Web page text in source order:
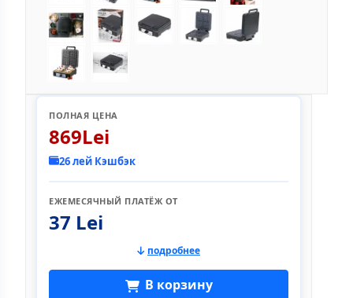
ПОЛНАЯ ЦЕНА
869Lei
26 лей Кэшбэк
ЕЖЕМЕСЯЧНЫЙ ПЛАТЁЖ ОТ
37 Lei
подробнее
В корзину